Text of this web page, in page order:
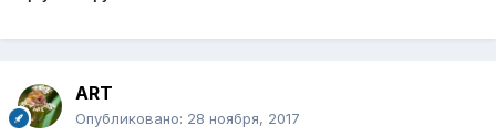
ART
Опубликовано: 28 ноября, 2017